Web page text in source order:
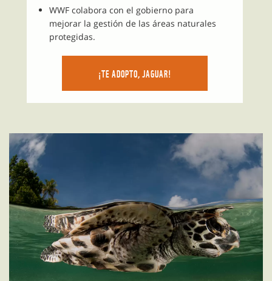
WWF colabora con el gobierno para
mejorar la gestión de las áreas naturales
protegidas.
¡TE ADOPTO, JAGUAR!